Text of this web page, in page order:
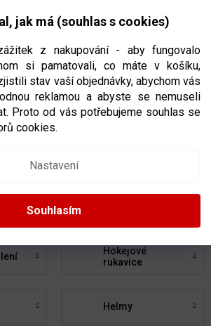
jak má (souhlas s cookies)
z nakupování - aby fungovalo
si pamatovali, co máte v košíku,
stav vaší objednávky, abychom vás
reklamou a abyste se nemuseli
Proto od vás potřebujeme souhlas se
cookies.
Nastavení
Souhlasím
NÁKUPNÍ
, STRANA 2
Hokejové
rukavice
Helmy